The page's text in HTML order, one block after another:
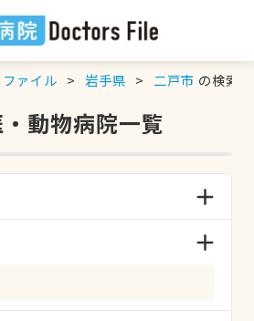
ァイル 岩手県 二戸市 の検索
動物病院一覧